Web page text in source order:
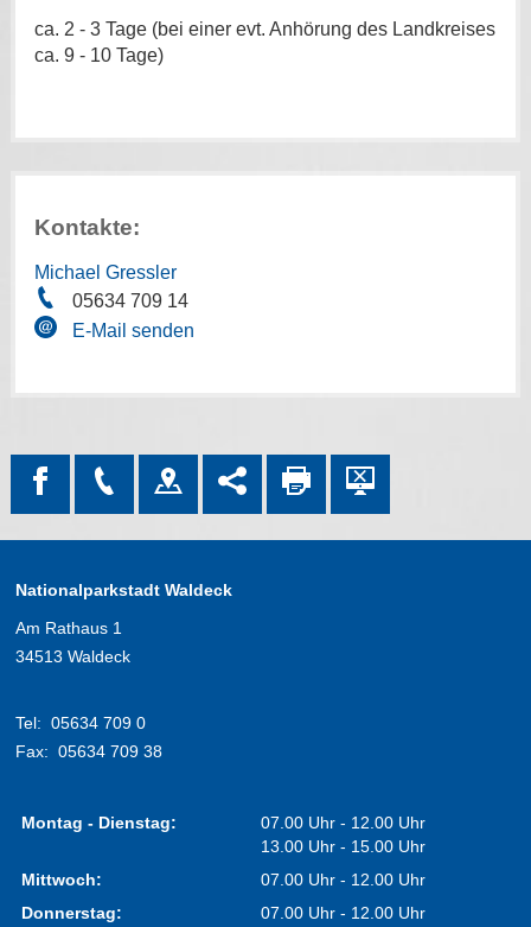
ca. 2 - 3 Tage (bei einer evt. Anhörung des Landkreises
ca. 9 - 10 Tage)
Kontakte:
Michael Gressler
05634 709 14
E-Mail senden
Nationalparkstadt Waldeck
Am Rathaus 1
34513 Waldeck
Tel: 05634 709 0
Fax: 05634 709 38
Montag - Dienstag:
07.00 Uhr - 12.00 Uhr
13.00 Uhr - 15.00 Uhr
Mittwoch:
07.00 Uhr - 12.00 Uhr
Donnerstag:
07.00 Uhr - 12.00 Uhr